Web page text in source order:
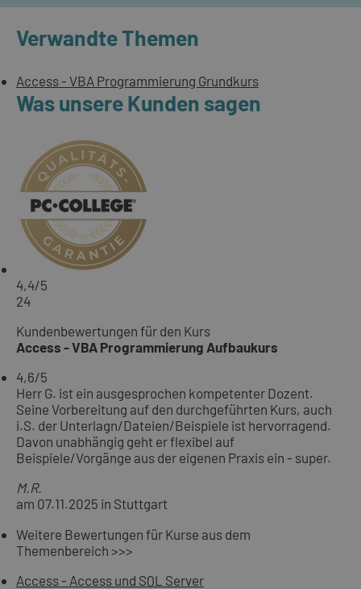
Verwandte Themen
Access - VBA Programmierung Grundkurs
Was unsere Kunden sagen
4,4/5
24
Kundenbewertungen für den Kurs
Access - VBA Programmierung Aufbaukurs
4,6/5
Herr G. ist ein ausgesprochen kompetenter Dozent.
Seine Vorbereitung auf den durchgeführten Kurs, auch
i.S. der Unterlagn/Dateien/Beispiele ist hervorragend.
Davon unabhängig geht er flexibel auf
Beispiele/Vorgänge aus der eigenen Praxis ein - super.
M.R.
am 07.11.2025 in Stuttgart
Weitere Bewertungen für Kurse aus dem
Themenbereich >>>
Access - Access und SQL Server